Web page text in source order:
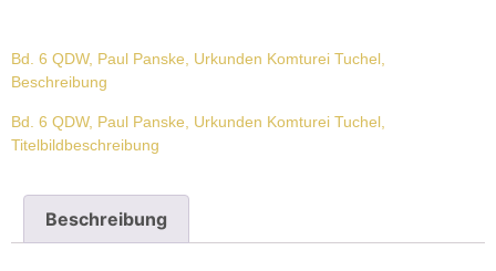
Bd. 6 QDW, Paul Panske, Urkunden Komturei Tuchel,
Beschreibung
Bd. 6 QDW, Paul Panske, Urkunden Komturei Tuchel,
Titelbildbeschreibung
Beschreibung